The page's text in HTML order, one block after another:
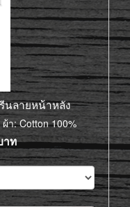
นลายหน้าหลัง
า: Cotton 100%
ท